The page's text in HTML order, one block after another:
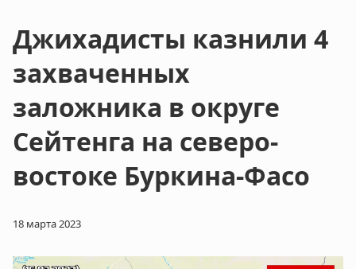
Джихадисты казнили 4
захваченных
заложника в округе
Сейтенга на северо-
востоке Буркина-Фасо
18 марта 2023